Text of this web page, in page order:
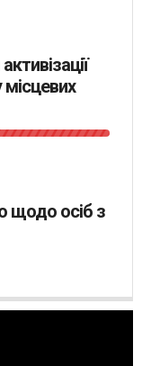
місцевих
щодо осіб з